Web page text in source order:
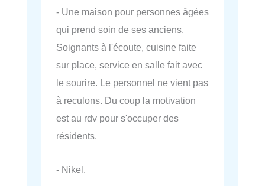
- Une maison pour personnes âgées
qui prend soin de ses anciens.
Soignants à l'écoute, cuisine faite
sur place, service en salle fait avec
le sourire. Le personnel ne vient pas
à reculons. Du coup la motivation
est au rdv pour s'occuper des
résidents.
- Nikel.